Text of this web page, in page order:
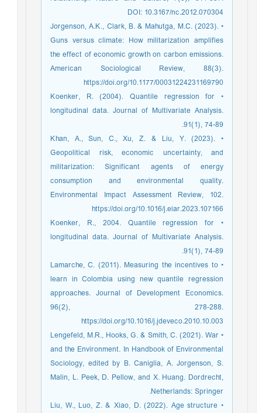
DOI: 10.3167/nc.2012.070304
• Jorgenson, A.K., Clark, B. & Mahutga, M.C. (2023).
Guns versus climate: How militarization amplifies
the effect of economic growth on carbon emissions.
American Sociological Review, 88(3).
https://doi.org/10.1177/00031224231169790
• Koenker, R. (2004). Quantile regression for
longitudinal data. Journal of Multivariate Analysis.
91(1), 74-89.
• Khan, A., Sun, C., Xu, Z. & Liu, Y. (2023).
Geopolitical risk, economic uncertainty, and
militarization: Significant agents of energy
consumption and environmental quality.
Environmental Impact Assessment Review, 102.
https://doi.org/10.1016/j.eiar.2023.107166
• Koenker, R., 2004. Quantile regression for
longitudinal data. Journal of Multivariate Analysis.
91(1), 74-89.
• Lamarche, C. (2011). Measuring the incentives to
learn in Colombia using new quantile regression
approaches. Journal of Development Economics.
96(2), 278-288.
https://doi.org/10.1016/j.jdeveco.2010.10.003
• Lengefeld, M.R., Hooks, G. & Smith, C. (2021). War
and the Environment. In Handbook of Environmental
Sociology, edited by B. Caniglia, A. Jorgenson, S.
Malin, L. Peek, D. Pellow, and X. Huang. Dordrecht,
Netherlands: Springer.
• Liu, W., Luo, Z. & Xiao, D. (2022). Age structure